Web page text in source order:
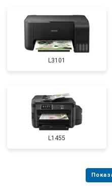
L3101
L1455